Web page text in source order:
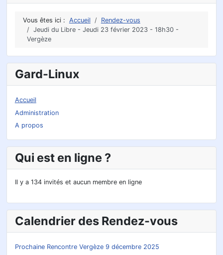
Vous êtes ici : Accueil
Rendez-vous
Jeudi du Libre - Jeudi 23 février 2023 - 18h30 -
Vergèze
Gard-Linux
Accueil
Administration
A propos
Qui est en ligne ?
Il y a 134 invités et aucun membre en ligne
Calendrier des Rendez-vous
Prochaine Rencontre Vergèze 9 décembre 2025